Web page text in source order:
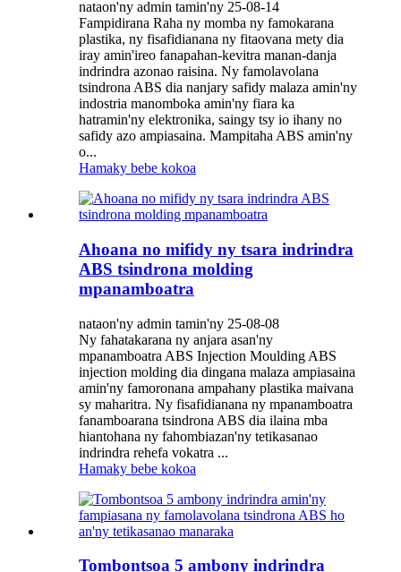
nataon'ny admin tamin'ny 25-08-14
Fampidirana Raha ny momba ny famokarana
plastika, ny fisafidianana ny fitaovana mety dia
iray amin'ireo fanapahan-kevitra manan-danja
indrindra azonao raisina. Ny famolavolana
tsindrona ABS dia nanjary safidy malaza amin'ny
indostria manomboka amin'ny fiara ka
hatramin'ny elektronika, saingy tsy io ihany no
safidy azo ampiasaina. Mampitaha ABS amin'ny
o...
Hamaky bebe kokoa
Ahoana no mifidy ny tsara indrindra
ABS tsindrona molding
mpanamboatra
nataon'ny admin tamin'ny 25-08-08
Ny fahatakarana ny anjara asan'ny
mpanamboatra ABS Injection Moulding ABS
injection molding dia dingana malaza ampiasaina
amin'ny famoronana ampahany plastika maivana
sy maharitra. Ny fisafidianana ny mpanamboatra
fanamboarana tsindrona ABS dia ilaina mba
hiantohana ny fahombiazan'ny tetikasanao
indrindra rehefa vokatra ...
Hamaky bebe kokoa
Tombontsoa 5 ambony indrindra